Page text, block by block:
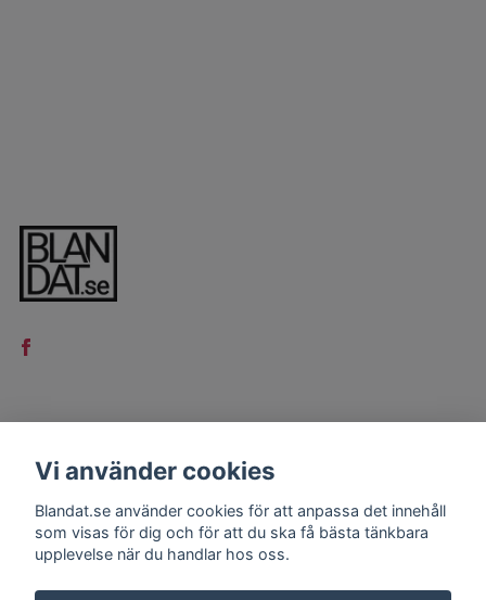
Kontakt
Köpvillkor
Vi använder cookies
Blandat.se använder cookies för att anpassa det innehåll
som visas för dig och för att du ska få bästa tänkbara
upplevelse när du handlar hos oss.